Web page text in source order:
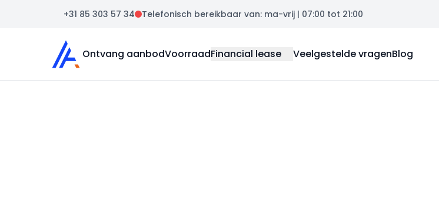
+31 85 303 57 34 Telefonisch bereikbaar van: ma-vrij | 07:00 tot 21:00
Auto Atlas
Ontvang aanbodVoorraadFinancial lease Veelgestelde vragenBlog